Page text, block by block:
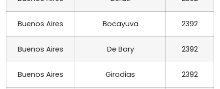
Buenos Aires Bocayuva 2392
Buenos Aires De Bary 2392
Buenos Aires Girodias 2392